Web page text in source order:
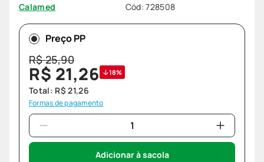
Calamed
Cód:728508
Preço PP
R$25,90
R$ 21,26 18%
Total: R$ 21,26
Formas de pagamento
Adicionar à sacola